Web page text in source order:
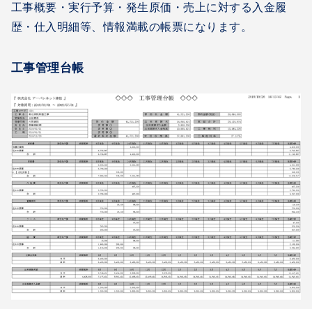
工事概要・実行予算・発生原価・売上に対する入金履
歴・仕入明細等、情報満載の帳票になります。
工事管理台帳